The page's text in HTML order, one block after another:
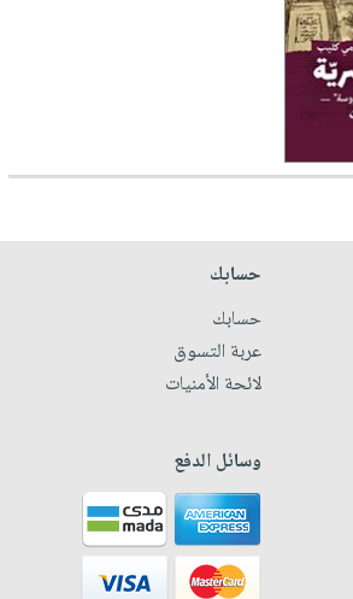
حسابك
حسابك
عربة التسوق
لائحة الأمنيات
وسائل الدفع